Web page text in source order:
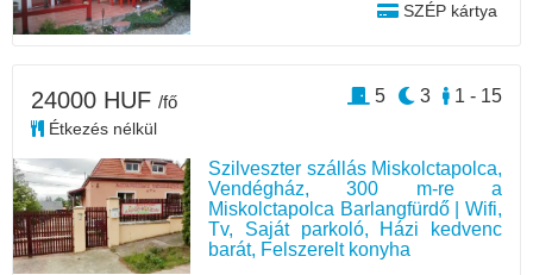
SZÉP kártya
Szilveszter szállás Miskolctapolca,
Vendégház, 300 m-re a
Miskolctapolca Barlangfürdő | Wifi,
Tv, Saját parkoló, Házi kedvenc
barát, Felszerelt konyha
24000 HUF /fő
Étkezés nélkül
1 - 15
3
5